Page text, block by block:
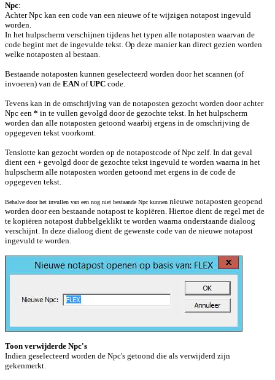
Npc:
Achter Npc kan een code van een nieuwe of te wijzigen notapost ingevuld
worden.
In het hulpscherm verschijnen tijdens het typen alle notaposten waarvan de
code begint met de ingevulde tekst. Op deze manier kan direct gezien worden
welke notaposten al bestaan.
Bestaande notaposten kunnen geselecteerd worden door het scannen (of
invoeren) van de EANofUPC code.
Tevens kan in de omschrijving van de notaposten gezocht worden door achter
Npc een * in te vullen gevolgd door de gezochte tekst. In het hulpscherm
worden dan alle notaposten getoond waarbij ergens in de omschrijving de
opgegeven tekst voorkomt.
Tenslotte kan gezocht worden op de notapostcode of Npc zelf. In dat geval
dient een + gevolgd door de gezochte tekst ingevuld te worden waarna in het
hulpscherm alle notaposten worden getoond met ergens in de code de
opgegeven tekst.
Behalve door het invullen van een nog niet bestaande Npc kunnen nieuwe notaposten geopend
worden door een bestaande notapost te kopiëren. Hiertoe dient de regel met de
te kopiëren notapost dubbelgeklikt te worden waarna onderstaande dialoog
verschijnt. In deze dialoog dient de gewenste code van de nieuwe notapost
ingevuld te worden.
Toon verwijderde Npc's
Indien geselecteerd worden de Npc's getoond die als verwijderd zijn
gekenmerkt.